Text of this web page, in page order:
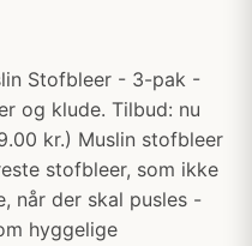
Stofbleer - 3-pak -
og klude. Tilbud: nu
kr.) Muslin stofbleer
stofbleer, som ikke
når der skal pusles -
hyggelige